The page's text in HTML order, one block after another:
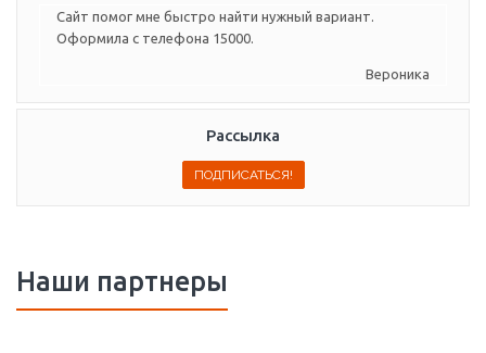
Сайт помог мне быстро найти нужный вариант.
Оформила с телефона 15000.
Вероника
Рассылка
Наши партнеры